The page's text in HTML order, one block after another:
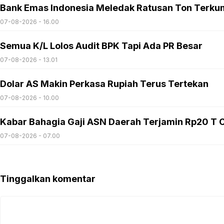
Bank Emas Indonesia Meledak Ratusan Ton
07-08-2026 - 16.00
Semua K/L Lolos Audit BPK Tapi Ada PR Besar
07-08-2026 - 13.01
Dolar AS Makin Perkasa Rupiah Terus Tertekan
07-08-2026 - 10.00
Kabar Bahagia Gaji ASN Daerah Terjamin Rp20 T
07-08-2026 - 07.00
Tinggalkan komentar